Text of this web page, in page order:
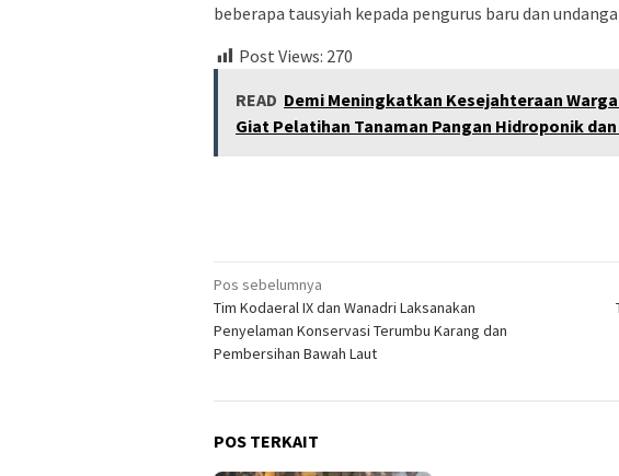
beberapa tausyiah kepada pengurus baru dan
Post Views: 270
READ Demi Meningkatkan Kesejahteraan
Giat Pelatihan Tanaman Pangan Hidroponik
Navigasi
pos
Pos sebelumnya
Tim Kodaeral IX dan Wanadri Laksanakan
Penyelaman Konservasi Terumbu Karang dan
Pembersihan Bawah Laut
POS TERKAIT